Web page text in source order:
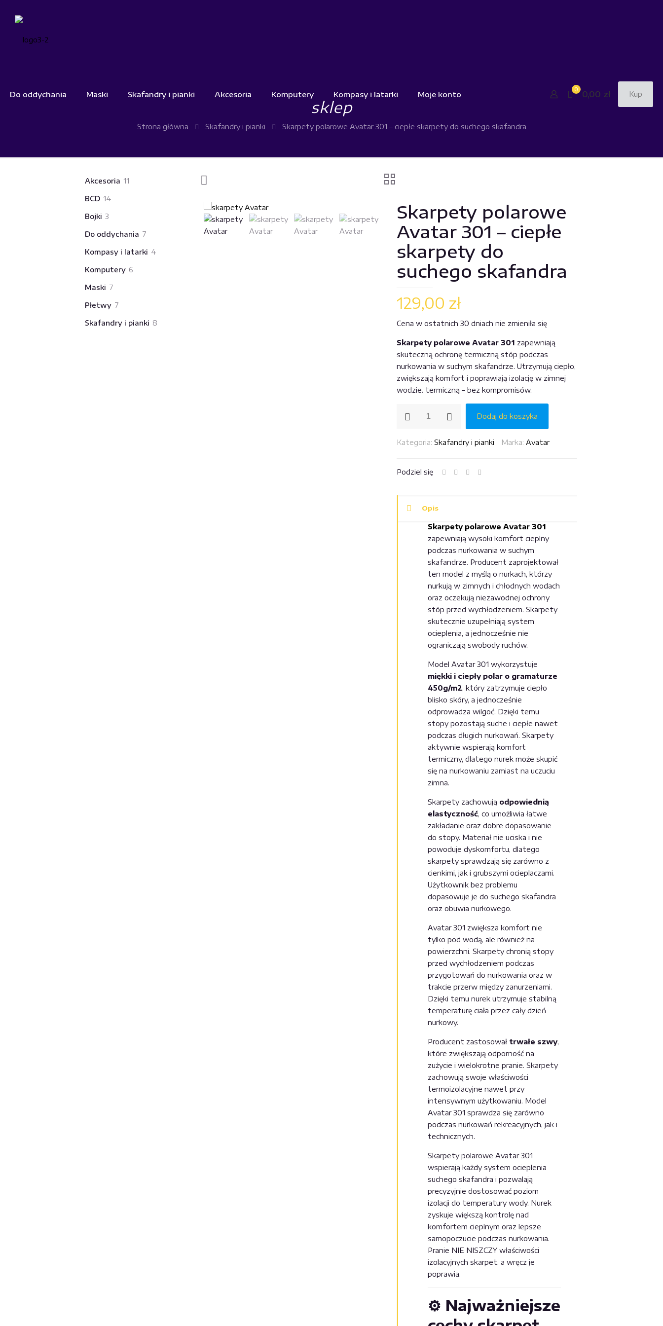
Do oddychania Maski Skafandry i pianki Akcesoria Komputery Kompasy i latarki Moje konto
0
0,00 zł Kup
sklep
Strona główna Skafandry i pianki Skarpety polarowe Avatar 301 – ciepłe skarpety do suchego skafandra
Skarpety polarowe
Avatar 301 – ciepłe
skarpety do
suchego skafandra
129,00 zł
Cena w ostatnich 30 dniach nie zmieniła się
Skarpety polarowe Avatar 301 zapewniają
skuteczną ochronę termiczną stóp podczas
nurkowania w suchym skafandrze. Utrzymują ciepło,
zwiększają komfort i poprawiają izolację w zimnej
wodzie. termiczną – bez kompromisów.
Skarpety
Avatar
–
skafandra
Dodaj do koszyka
Kategoria: Skafandry i pianki Marka: Avatar
Podziel się
Opis
Skarpety polarowe Avatar 301
zapewniają wysoki komfort cieplny
podczas nurkowania w suchym
skafandrze. Producent zaprojektował
ten model z myślą o nurkach, którzy
nurkują w zimnych i chłodnych wodach
oraz oczekują niezawodnej ochrony
stóp przed wychłodzeniem. Skarpety
skutecznie uzupełniają system
ocieplenia, a jednocześnie nie
ograniczają swobody ruchów.
Model Avatar 301 wykorzystuje
miękki i ciepły polar o gramaturze
450g/m2, który zatrzymuje ciepło
blisko skóry, a jednocześnie
odprowadza wilgoć. Dzięki temu
stopy pozostają suche i ciepłe nawet
podczas długich nurkowań. Skarpety
aktywnie wspierają komfort
termiczny, dlatego nurek może skupić
się na nurkowaniu zamiast na uczuciu
zimna.
Skarpety zachowują odpowiednią
elastyczność, co umożliwia łatwe
zakładanie oraz dobre dopasowanie
do stopy. Materiał nie uciska i nie
powoduje dyskomfortu, dlatego
skarpety sprawdzają się zarówno z
cienkimi, jak i grubszymi ocieplaczami.
Użytkownik bez problemu
dopasowuje je do suchego skafandra
oraz obuwia nurkowego.
Avatar 301 zwiększa komfort nie
tylko pod wodą, ale również na
powierzchni. Skarpety chronią stopy
przed wychłodzeniem podczas
przygotowań do nurkowania oraz w
trakcie przerw między zanurzeniami.
Dzięki temu nurek utrzymuje stabilną
temperaturę ciała przez cały dzień
nurkowy.
Producent zastosował trwałe szwy,
które zwiększają odporność na
zużycie i wielokrotne pranie. Skarpety
zachowują swoje właściwości
termoizolacyjne nawet przy
intensywnym użytkowaniu. Model
Avatar 301 sprawdza się zarówno
podczas nurkowań rekreacyjnych, jak i
technicznych.
Skarpety polarowe Avatar 301
wspierają każdy system ocieplenia
suchego skafandra i pozwalają
precyzyjnie dostosować poziom
izolacji do temperatury wody. Nurek
zyskuje większą kontrolę nad
komfortem cieplnym oraz lepsze
samopoczucie podczas nurkowania.
Pranie NIE NISZCZY właściwości
izolacyjnych skarpet, a wręcz je
poprawia.
⚙️ Najważniejsze
Akcesoria 11
BCD 14
Bojki 3
Do oddychania 7
Kompasy i latarki 4
Komputery 6
Maski 7
Płetwy 7
Skafandry i pianki 8